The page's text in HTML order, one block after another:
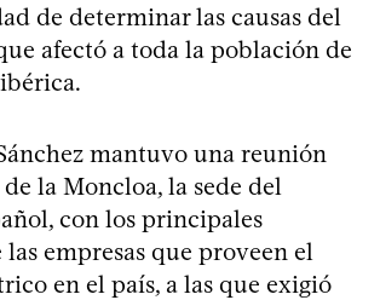
de determinar las causas del
afectó a toda la población de
mantuvo una reunión
la Moncloa, la sede del
con los principales
empresas que proveen el
en el país, a las que exigió